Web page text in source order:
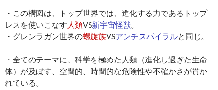
・この構図は、トップ世界では、進化する力であるトップ
レスを使いこなす 人類VS新宇宙怪獣
・グレンラガン世界の螺旋族VSアンチスパイラルと同じ。
・全てのテーマに、 科学を極めた人類（進化し過ぎた生命
体）が及ぼす、空間的、時間的な危険性や不確かさ が貫か
れている。